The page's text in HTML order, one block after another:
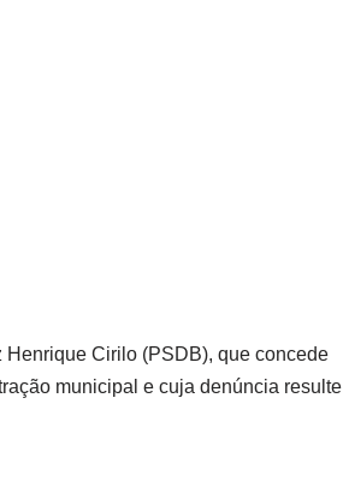
Cirilo (PSDB), que concede
municipal e cuja denúncia resulte